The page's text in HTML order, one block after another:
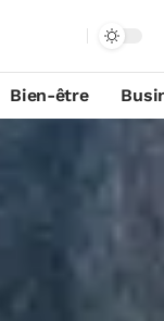
Bien-être